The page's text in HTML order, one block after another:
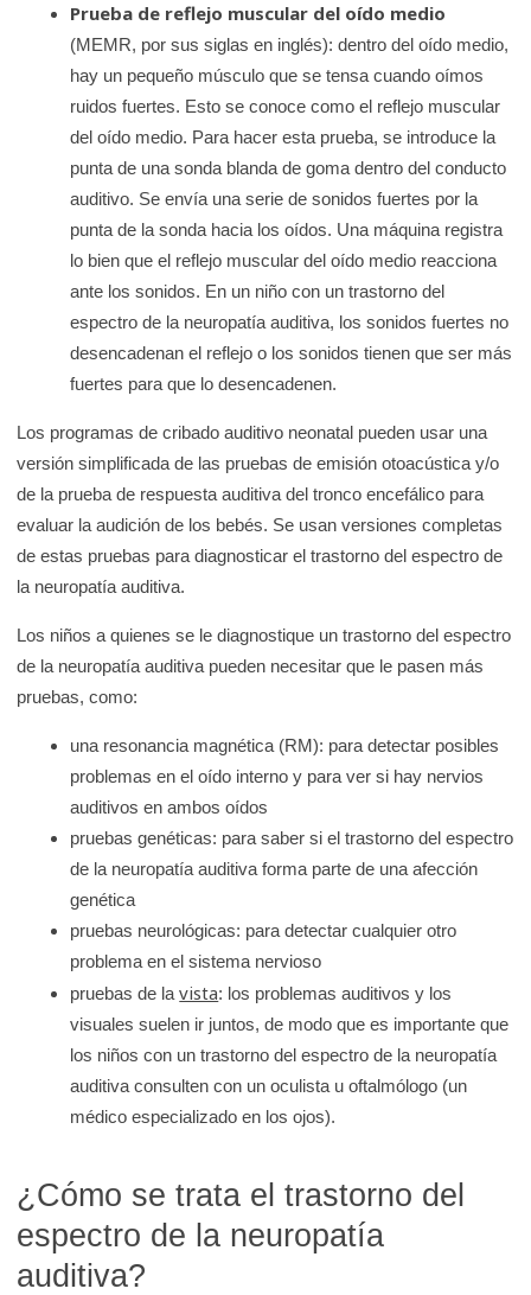
Prueba de reflejo muscular del oído medio
(MEMR, por sus siglas en inglés): dentro del oído medio,
hay un pequeño músculo que se tensa cuando oímos
ruidos fuertes. Esto se conoce como el reflejo muscular
del oído medio. Para hacer esta prueba, se introduce la
punta de una sonda blanda de goma dentro del conducto
auditivo. Se envía una serie de sonidos fuertes por la
punta de la sonda hacia los oídos. Una máquina registra
lo bien que el reflejo muscular del oído medio reacciona
ante los sonidos. En un niño con un trastorno del
espectro de la neuropatía auditiva, los sonidos fuertes no
desencadenan el reflejo o los sonidos tienen que ser más
fuertes para que lo desencadenen.
Los programas de cribado auditivo neonatal pueden usar una
versión simplificada de las pruebas de emisión otoacústica y/o
de la prueba de respuesta auditiva del tronco encefálico para
evaluar la audición de los bebés. Se usan versiones completas
de estas pruebas para diagnosticar el trastorno del espectro de
la neuropatía auditiva.
Los niños a quienes se le diagnostique un trastorno del espectro
de la neuropatía auditiva pueden necesitar que le pasen más
pruebas, como:
una resonancia magnética (RM): para detectar posibles
problemas en el oído interno y para ver si hay nervios
auditivos en ambos oídos
pruebas genéticas: para saber si el trastorno del espectro
de la neuropatía auditiva forma parte de una afección
genética
pruebas neurológicas: para detectar cualquier otro
problema en el sistema nervioso
pruebas de lavista: los problemas auditivos y los
visuales suelen ir juntos, de modo que es importante que
los niños con un trastorno del espectro de la neuropatía
auditiva consulten con un oculista u oftalmólogo (un
médico especializado en los ojos).
¿Cómo se trata el trastorno del
espectro de la neuropatía
auditiva?